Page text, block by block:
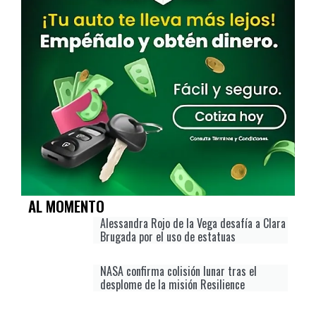
AL MOMENTO
Alessandra Rojo de la Vega desafía a Clara
Brugada por el uso de estatuas
NASA confirma colisión lunar tras el
desplome de la misión Resilience